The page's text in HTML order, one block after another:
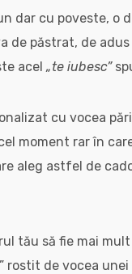
dar cu poveste, o
de păstrat, de
acel „te iubesc”
cu vocea
moment rar în
aleg astfel de
tău să fie mai
rostit de vocea